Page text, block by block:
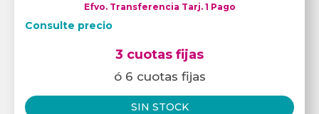
Efvo. Transferencia Tarj. 1 Pago
Consulte precio
3 cuotas fijas
ó 6 cuotas fijas
SIN STOCK